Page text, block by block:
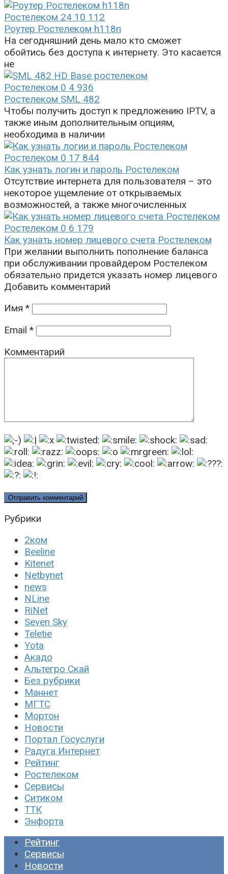
Ростелеком 24 10 112
Роутер Ростелеком h118n
На сегодняшний день мало кто сможет
обойтись без доступа к интернету. Это касается
не
Ростелеком 0 4 936
Ростелеком SML 482
Чтобы получить доступ к предложению IPTV, а
также иным дополнительным опциям,
необходима в наличии
Ростелеком 0 17 844
Как узнать логин и пароль Ростелеком
Отсутствие интернета для пользователя – это
некоторое ущемление от открываемых
возможностей, а также многочисленных
Ростелеком 0 6 179
Как узнать номер лицевого счета Ростелеком
При желании выполнить пополнение баланса
при обслуживании провайдером Ростелеком
обязательно придется указать номер лицевого
Добавить комментарий
Имя *
Email *
Комментарий
Рубрики
2ком
Beeline
Kitenet
Netbynet
news
NLine
RiNet
Seven Sky
Teletie
Yota
Акадо
Альтегро Скай
Без рубрики
Маннет
МГТС
Мортон
Новости
Портал Госуслуги
Радуга Интернет
Рейтинг
Ростелеком
Сервисы
Ситиком
ТТК
Энфорта
Рейтинг
Сервисы
Новости